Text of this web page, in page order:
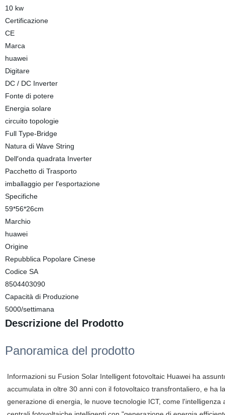
10 kw
Certificazione
CE
Marca
huawei
Digitare
DC / DC Inverter
Fonte di potere
Energia solare
circuito topologie
Full Type-Bridge
Natura di Wave String
Dell′onda quadrata Inverter
Pacchetto di Trasporto
imballaggio per l′esportazione
Specifiche
59*56*26cm
Marchio
huawei
Origine
Repubblica Popolare Cinese
Codice SA
8504403090
Capacità di Produzione
5000/settimana
Descrizione del Prodotto
Panoramica del prodotto
Informazioni su Fusion Solar Intelligent fotovoltaic Huawei ha
accumulata in oltre 30 anni con il fotovoltaico transfrontaliero, e ha
generazione di energia, le nuove tecnologie ICT, come